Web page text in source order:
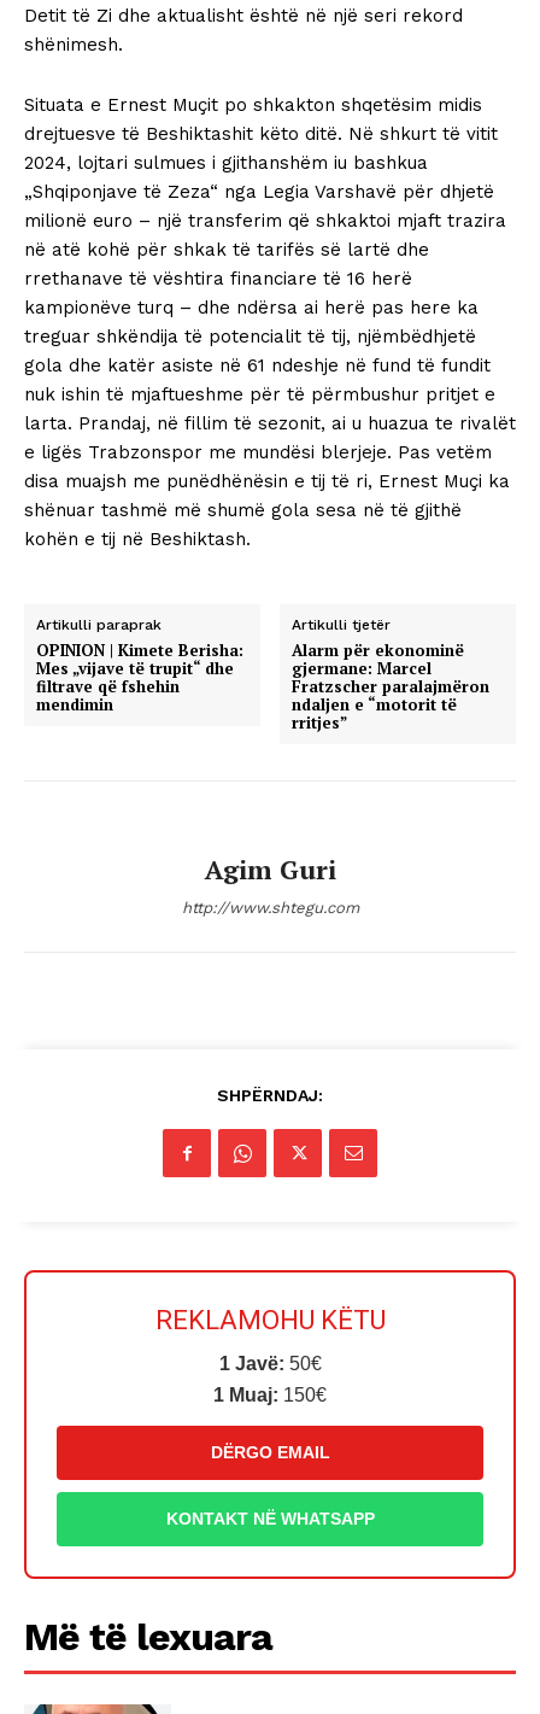
Detit të Zi dhe aktualisht është në një seri rekord
shënimesh.
Situata e Ernest Muçit po shkakton shqetësim midis
drejtuesve të Beshiktashit këto ditë. Në shkurt të vitit
2024, lojtari sulmues i gjithanshëm iu bashkua
„Shqiponjave të Zeza“ nga Legia Varshavë për dhjetë
milionë euro – një transferim që shkaktoi mjaft trazira
në atë kohë për shkak të tarifës së lartë dhe
rrethanave të vështira financiare të 16 herë
kampionëve turq – dhe ndërsa ai herë pas here ka
treguar shkëndija të potencialit të tij, njëmbëdhjetë
gola dhe katër asiste në 61 ndeshje në fund të fundit
nuk ishin të mjaftueshme për të përmbushur pritjet e
larta. Prandaj, në fillim të sezonit, ai u huazua te rivalët
e ligës Trabzonspor me mundësi blerjeje. Pas vetëm
disa muajsh me punëdhënësin e tij të ri, Ernest Muçi ka
shënuar tashmë më shumë gola sesa në të gjithë
kohën e tij në Beshiktash.
Artikulli paraprak
OPINION | Kimete Berisha:
Mes „vijave të trupit“ dhe
filtrave që fshehin
mendimin
Artikulli tjetër
Alarm për ekonominë
gjermane: Marcel
Fratzscher paralajmëron
ndaljen e “motorit të
rritjes”
Agim Guri
http://www.shtegu.com
SHPËRNDAJ:
REKLAMOHU KËTU
1 Javë: 50€
1 Muaj: 150€
DËRGO EMAIL
KONTAKT NË WHATSAPP
Më të lexuara